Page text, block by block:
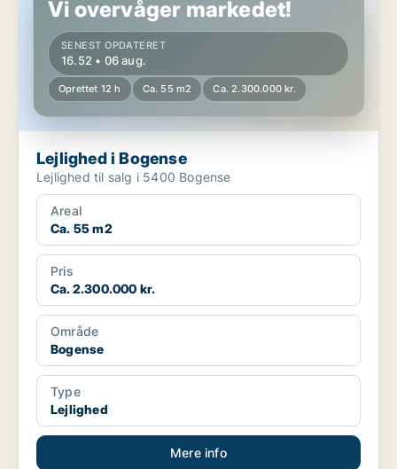
Vi overvåger markedet!
SENEST OPDATERET
16.52 • 06 aug.
Oprettet 12 h Ca. 55 m2 Ca. 2.300.000 kr.
Lejlighed i Bogense
Lejlighed til salg i 5400 Bogense
Areal
Ca. 55 m2
Pris
Ca. 2.300.000 kr.
Område
Bogense
Type
Lejlighed
Mere info